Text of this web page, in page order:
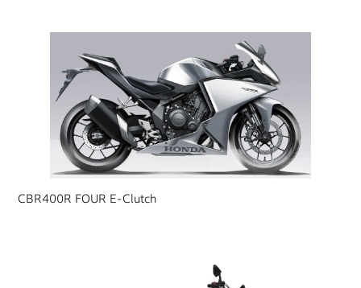
CBR400R FOUR E-Clutch